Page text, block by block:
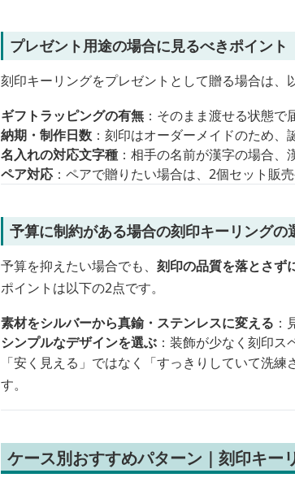
プレゼント用途の場合に見るべきポイント
刻印キーリングをプレゼントとして贈る場合は、
ギフトラッピングの有無 ：そのまま渡せる状態で
納期・制作日数 ：刻印はオーダーメイドのため
名入れの対応文字種 ：相手の名前が漢字の場合
ペア対応 ：ペアで贈りたい場合は、2個セット販
予算に制約がある場合の刻印キーリングの
予算を抑えたい場合でも、 刻印の品質を落とさず
ポイントは以下の2点です。
素材をシルバーから真鍮・ステンレスに変える
シンプルなデザインを選ぶ ：装飾が少なく刻印
「安く見える」ではなく「すっきりしていて洗
す。
ケース別おすすめパターン｜刻印キー